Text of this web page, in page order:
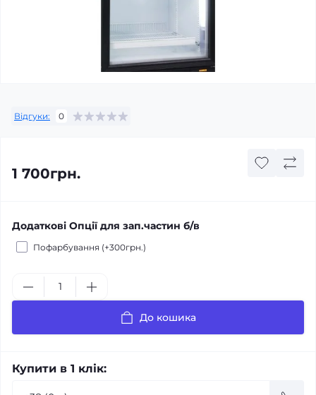
Відгуки: 0
1 700грн.
Додаткові Опції для зап.частин б/в
Пофарбування (+300грн.)
До кошика
Купити в 1 клік: